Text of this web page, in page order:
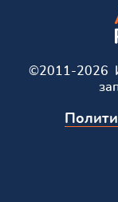
©2011-2026